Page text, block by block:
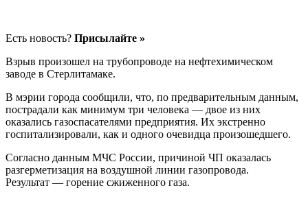
Есть новость? Присылайте »
Взрыв произошел на трубопроводе на нефтехимическом
заводе в Стерлитамаке.
В мэрии города сообщили, что, по предварительным данным,
пострадали как минимум три человека — двое из них
оказались газоспасателями предприятия. Их экстренно
госпитализировали, как и одного очевидца произошедшего.
Согласно данным МЧС России, причиной ЧП оказалась
разгерметизация на воздушной линии газопровода.
Результат — горение сжиженного газа.